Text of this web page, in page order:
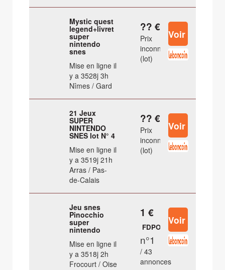
Mystic quest
legend+livret
super
nintendo
snes
Mise en ligne il
y a 3528j 3h
Nîmes / Gard
?? €
Prix
inconnu
(lot)
21 Jeux
SUPER
NINTENDO
SNES lot N° 4
Mise en ligne il
y a 3519j 21h
Arras / Pas-
de-Calais
?? €
Prix
inconnu
(lot)
Jeu snes
Pinocchio
super
nintendo
Mise en ligne il
y a 3518j 2h
Frocourt / Oise
1 €
FDPOUT
n°1
/ 43
annonces